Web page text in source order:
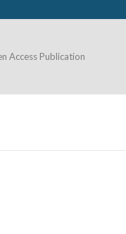
Access Publication